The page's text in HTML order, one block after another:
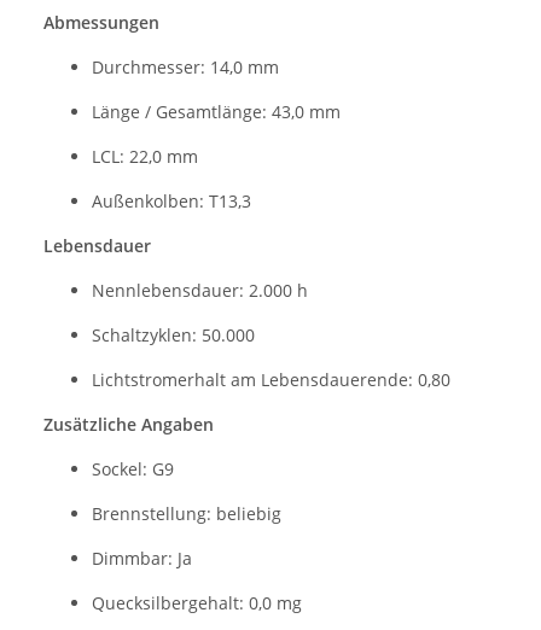
Abmessungen
Durchmesser: 14,0 mm
Länge / Gesamtlänge: 43,0 mm
LCL: 22,0 mm
Außenkolben: T13,3
Lebensdauer
Nennlebensdauer: 2.000 h
Schaltzyklen: 50.000
Lichtstromerhalt am Lebensdauerende: 0,80
Zusätzliche Angaben
Sockel: G9
Brennstellung: beliebig
Dimmbar: Ja
Quecksilbergehalt: 0,0 mg